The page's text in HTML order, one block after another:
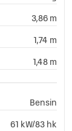
3,86 m
1,74 m
1,48 m
Bensin
61 kW/83 hk